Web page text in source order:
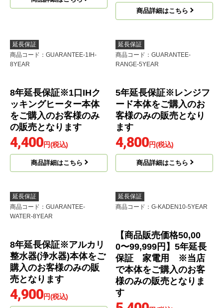
様のみの販売となりま
す
3,900
5年延長保証※ビルトイ
をご購入のお客様のみ
の販売となります(卓上
食洗機対象外)
商品詳細はこちら
延長保証
商品コード：GUARANTEE-1IH-
8YEAR
ッキングヒーター本体
をご購入のお客様のみ
の販売となります
商品詳細はこちら
延長保証
商品コード：GUARANTEE-
RANGE-5YEAR
ード本体をご購入のお
客様のみの販売となり
ます
4,800円(税込)
商品詳細はこちら
延長保証
商品コード：GUARANTEE-
WATER-8YEAR
延長保証
商品コード